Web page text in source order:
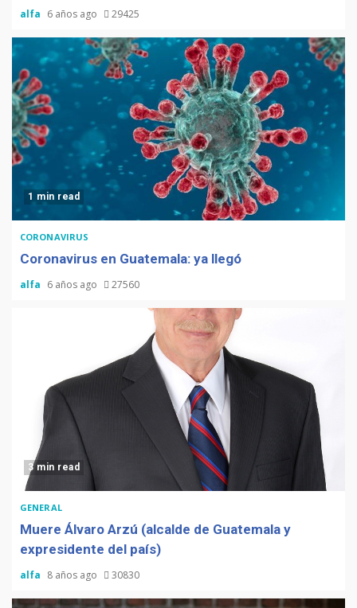
alfa 6 años ago 29425
1 min read
CORONAVIRUS
Coronavirus en Guatemala: ya llegó
alfa 6 años ago 27560
3 min read
GENERAL
Muere Álvaro Arzú (alcalde de Guatemala y
expresidente del país)
alfa 8 años ago 30830